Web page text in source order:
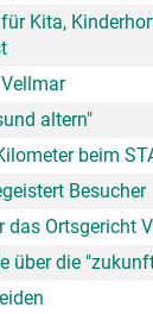
Kita,
altern"
beim
Besucher
das Ortsgericht
über die